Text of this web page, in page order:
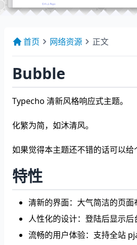
首页 网络资源 正文
Bubble
Typecho 清新风格响应式主题。
化繁为简，如沐清风。
如果觉得本主题还不错的话可以
特性
清新的界面：大气简洁的页
人性化的设计：登陆后显示
流畅的用户体验：支持全站